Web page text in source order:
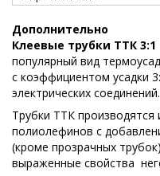
Дополнительно
Клеевые трубки ТТК 3:1
популярный вид
с коэффициентом усадки
электрических соединений.
Трубки ТТК производятся
полиолефинов с
(кроме прозрачных
выраженные свойства